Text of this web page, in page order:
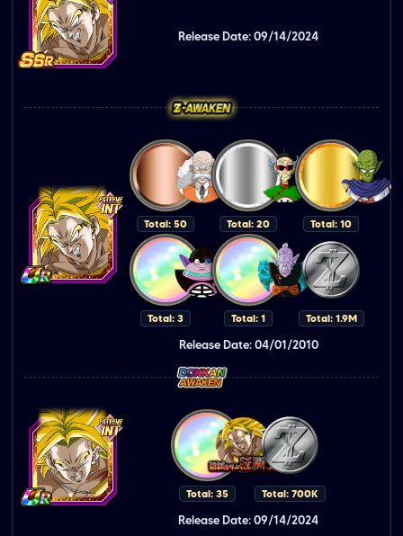
Release Date: 09/14/2024
Total: 50 Total: 20 Total: 10
Total: 3 Total: 1 Total: 1.9M
Release Date: 04/01/2010
Total: 35 Total: 700K
Release Date: 09/14/2024